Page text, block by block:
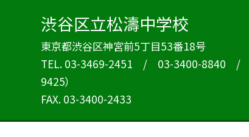
渋谷区立松濤中学校
東京都渋谷区神宮前5丁目53番18号
TEL. 03-3469-2451 / 03-3400-8840 /
9425）
FAX. 03-3400-2433